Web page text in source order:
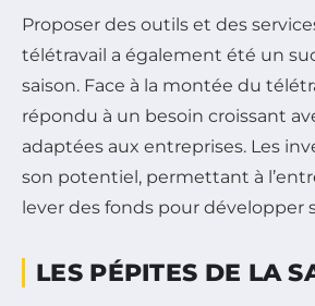
Proposer des outils et des
télétravail a également été un
saison. Face à la montée du
répondu à un besoin croissant
adaptées aux entreprises. Les
son potentiel, permettant à
lever des fonds pour développer
LES PÉPITES DE LA